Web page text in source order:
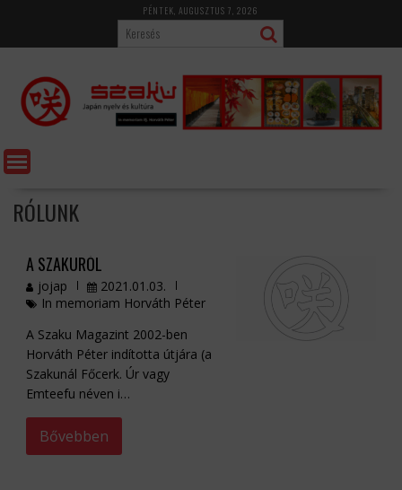
content
PÉNTEK, AUGUSZTUS 7, 2026
RÓLUNK
A SZAKURÓL
jojap
2021.01.03.
In memoriam Horváth Péter
A Szaku Magazint 2002-ben
Horváth Péter indította útjára (a
Szakunál Főcerk. Úr vagy
Emteefu néven i…
Bővebben